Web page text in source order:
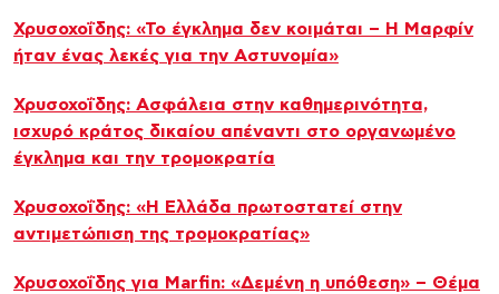
Χρυσοχοΐδης: «Το έγκλημα δεν κοιμάται – Η Μαρφίν
ήταν ένας λεκές για την Aστυνομία»
Χρυσοχοΐδης: Ασφάλεια στην καθημερινότητα,
ισχυρό κράτος δικαίου απέναντι στο οργανωμένο
έγκλημα και την τρομοκρατία
Χρυσοχοΐδης: «Η Ελλάδα πρωτοστατεί στην
αντιμετώπιση της τρομοκρατίας»
Χρυσοχοΐδης για Marfin: «Δεμένη η υπόθεση» – Θέμα